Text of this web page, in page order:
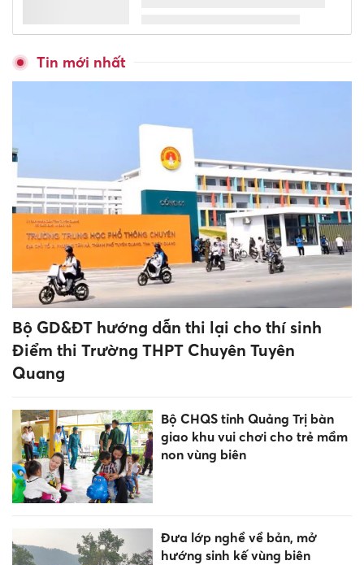
Tin mới nhất
Bộ GD&ĐT hướng dẫn thi lại cho thí sinh
Điểm thi Trường THPT Chuyên Tuyên
Quang
Bộ CHQS tỉnh Quảng Trị bàn
giao khu vui chơi cho trẻ mầm
non vùng biên
Đưa lớp nghề về bản, mở
hướng sinh kế vùng biên